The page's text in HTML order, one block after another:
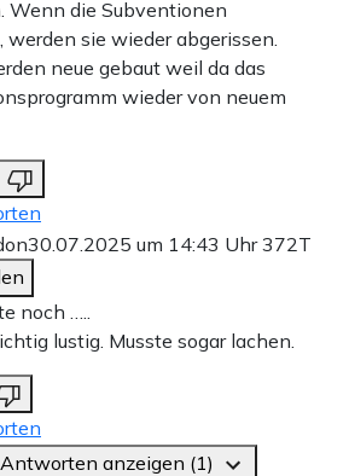
Wenn die Subventionen
werden sie wieder abgerissen.
neue gebaut weil da das
wieder von neuem
30.07.2025 um 14:43 Uhr372T
noch …..
lustig. Musste sogar lachen.
anzeigen (1)